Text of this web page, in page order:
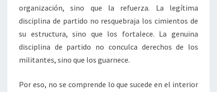
organización, sino que la refuerza. La legítima
disciplina de partido no resquebraja los cimientos de
su estructura, sino que los fortalece. La genuina
disciplina de partido no conculca derechos de los
militantes, sino que los guarnece.
Por eso, no se comprende lo que sucede en el interior